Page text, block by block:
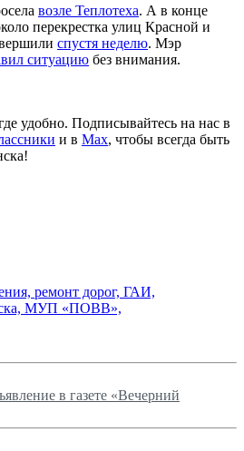
возле Теплотеха. А в конце
перекрестка улиц Красной и
спустя неделю. Мэр
ситуацию без внимания.
удобно. Подписывайтесь на нас в
и в Max, чтобы всегда быть
ремонт дорог, ГАИ,
МУП «ПОВВ»,
в газете «Вечерний